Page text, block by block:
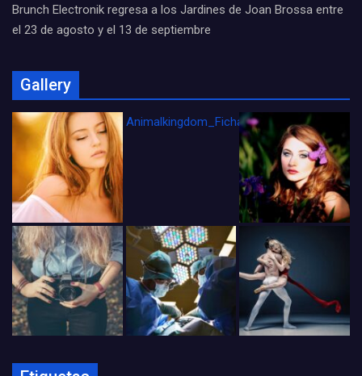
Brunch Electronik regresa a los Jardines de Joan Brossa entre
el 23 de agosto y el 13 de septiembre
Gallery
Animalkingdom_FichaCine